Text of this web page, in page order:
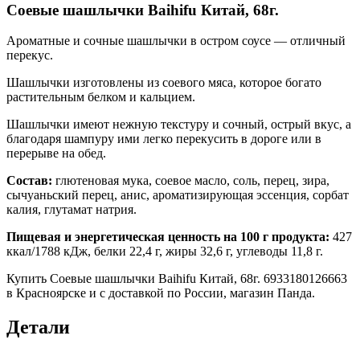
Соевые шашлычки Baihifu Китай, 68г.
Ароматные и сочные шашлычки в остром соусе — отличный
перекус.
Шашлычки изготовлены из соевого мяса, которое богато
растительным белком и кальцием.
Шашлычки имеют нежную текстуру и сочный, острый вкус, а
благодаря шампуру ими легко перекусить в дороге или в
перерыве на обед.
Состав: глютеновая мука, соевое масло, соль, перец, зира,
сычуаньский перец, анис, ароматизирующая эссенция, сорбат
калия, глутамат натрия.
Пищевая и энергетическая ценность на 100 г продукта: 427
ккал/1788 кДж, белки 22,4 г, жиры 32,6 г, углеводы 11,8 г.
Купить Соевые шашлычки Baihifu Китай, 68г. 6933180126663
в Красноярске и с доставкой по России, магазин Панда.
Детали